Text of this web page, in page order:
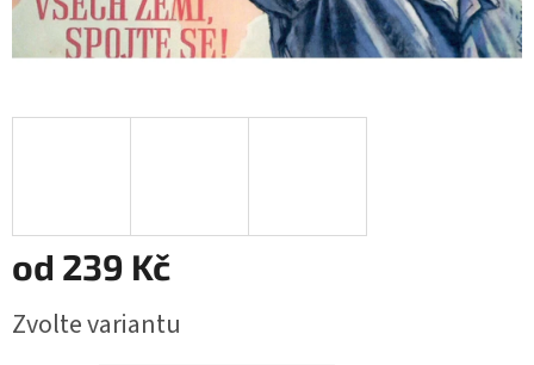
od 239 Kč
cena:
Zvolte variantu